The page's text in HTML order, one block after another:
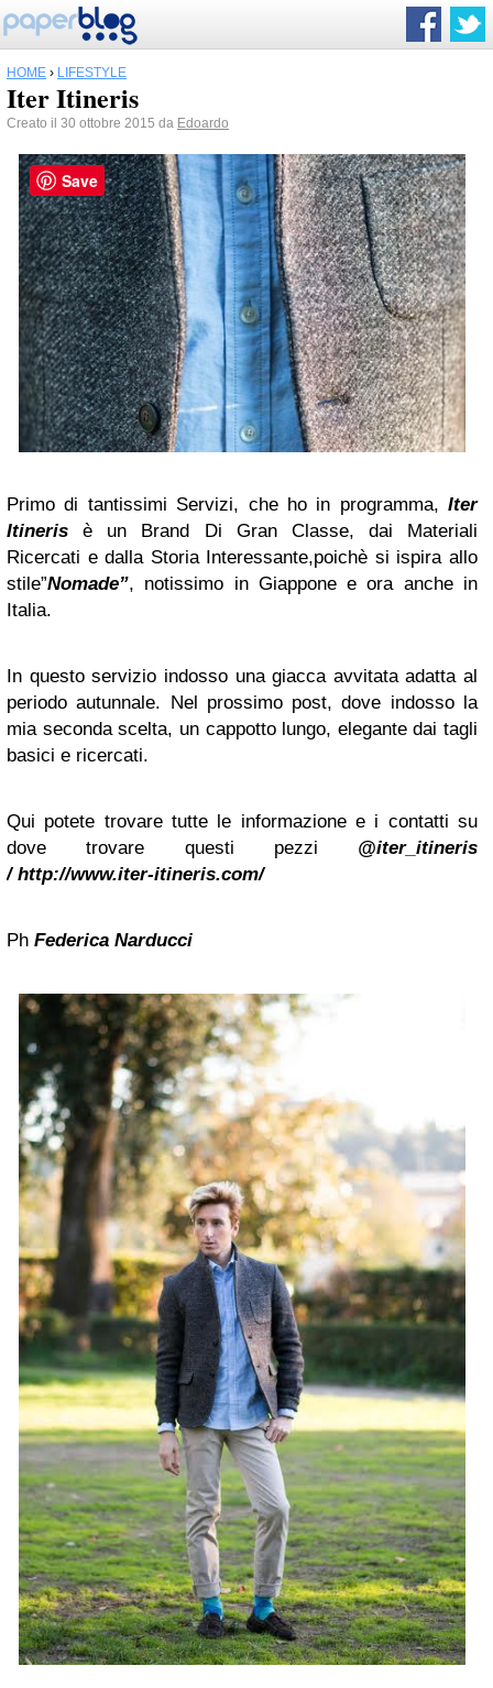
HOME › LIFESTYLE
Iter Itineris
Creato il 30 ottobre 2015 da Edoardo
Primo di tantissimi Servizi, che ho in programma, Iter
Itineris è un Brand Di Gran Classe, dai Materiali
Ricercati e dalla Storia Interessante,poichè si ispira allo
stile”Nomade”, notissimo in Giappone e ora anche in
Italia.
In questo servizio indosso una giacca avvitata adatta al
periodo autunnale. Nel prossimo post, dove indosso la
mia seconda scelta, un cappotto lungo, elegante dai tagli
basici e ricercati.
Qui potete trovare tutte le informazione e i contatti su
dove trovare questi pezzi @iter_itineris
/ http://www.iter-itineris.com/
Ph Federica Narducci
Save